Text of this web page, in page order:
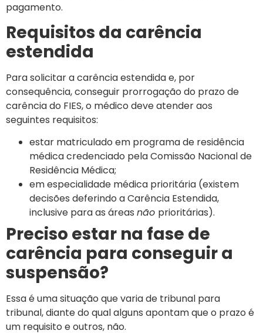
pagamento.
Requisitos da carência
estendida
Para solicitar a carência estendida e, por
consequência, conseguir prorrogação do prazo de
carência do FIES, o médico deve atender aos
seguintes requisitos:
estar matriculado em programa de residência
médica credenciado pela Comissão Nacional de
Residência Médica;
em especialidade médica prioritária (existem
decisões deferindo a Carência Estendida,
inclusive para as áreas não prioritárias).
Preciso estar na fase de
carência para conseguir a
suspensão?
Essa é uma situação que varia de tribunal para
tribunal, diante do qual alguns apontam que o prazo é
um requisito e outros, não.